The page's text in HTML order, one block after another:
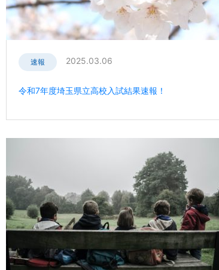
速報 2025.03.06
令和7年度埼玉県立高校入試結果速報！